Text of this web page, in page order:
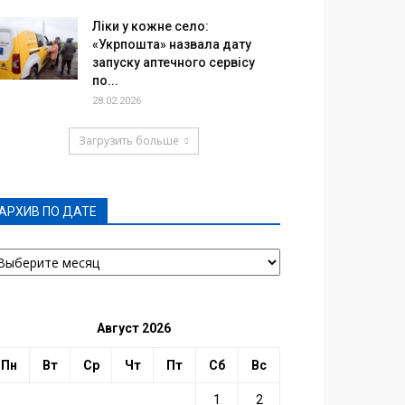
Ліки у кожне село:
«Укрпошта» назвала дату
запуску аптечного сервісу
по...
28.02.2026
Загрузить больше
ПО ДАТЕ
Август 2026
Пн Вт Ср Чт Пт Сб Вс
1 2